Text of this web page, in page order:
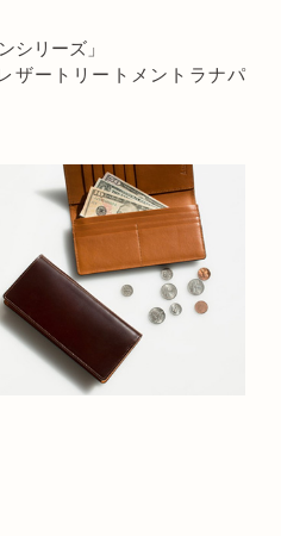
シリーズ」
ザートリートメントラナパ